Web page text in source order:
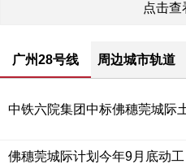
点击查
广州28号线 周边城市轨道
中铁六院集团中标佛穗莞城际
佛穗莞城际计划今年9月底动工